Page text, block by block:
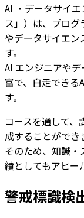
AI ・データサイ
ス」）は、プロ
やデータサイエン
す。
AI エンジニアや
富で、自走できる
す。
コースを通して
成することができ
そのため、知識
績としてもアピー
警戒標識検